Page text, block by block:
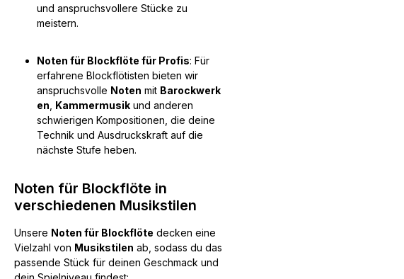
und anspruchsvollere Stücke zu
meistern.
Noten für Blockflöte für Profis: Für
erfahrene Blockflötisten bieten wir
anspruchsvolle Noten mit Barockwerk
en Kammermusik und anderen
schwierigen Kompositionen, die deine
Technik und Ausdruckskraft auf die
nächste Stufe heben.
Noten für Blockflöte in
verschiedenen Musikstilen
Unsere Noten für Blockflöte decken eine
Vielzahl von Musikstilen ab, sodass du das
passende Stück für deinen Geschmack und